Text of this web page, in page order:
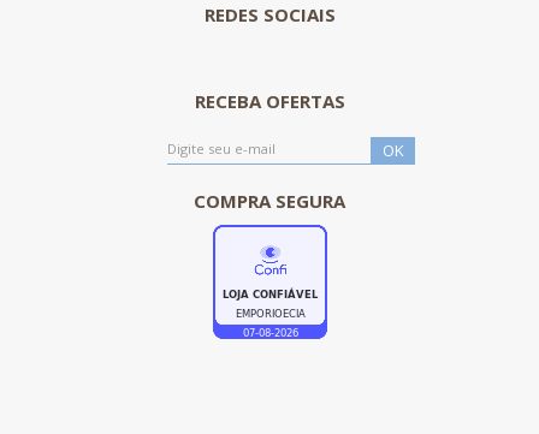
REDES SOCIAIS
RECEBA OFERTAS
COMPRA SEGURA